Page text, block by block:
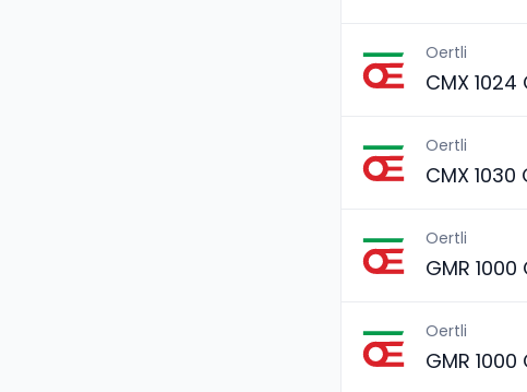
Oertli
CMX 1024
Oertli
CMX 1030
Oertli
GMR 1000
Oertli
GMR 1000